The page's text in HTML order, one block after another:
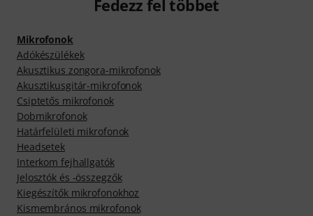
Fedezz fel többet
Mikrofonok
Adókészülékek
Akusztikus zongora-mikrofonok
Akusztikusgitár-mikrofonok
Csiptetős mikrofonok
Dobmikrofonok
Határfelületi mikrofonok
Headsetek
Interkom fejhallgatók
Jelosztók és -összegzők
Kiegészítők mikrofonokhoz
Kismembrános mikrofonok